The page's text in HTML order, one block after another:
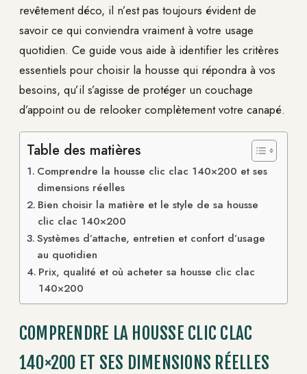
revêtement déco, il n’est pas toujours évident de
savoir ce qui conviendra vraiment à votre usage
quotidien. Ce guide vous aide à identifier les critères
essentiels pour choisir la housse qui répondra à vos
besoins, qu’il s’agisse de protéger un couchage
d’appoint ou de relooker complètement votre canapé.
Table des matières
Comprendre la housse clic clac 140×200 et ses
dimensions réelles
Bien choisir la matière et le style de sa housse
clic clac 140×200
Systèmes d’attache, entretien et confort d’usage
au quotidien
Prix, qualité et où acheter sa housse clic clac
140×200
COMPRENDRE LA HOUSSE CLIC CLAC
140×200 ET SES DIMENSIONS RÉELLES